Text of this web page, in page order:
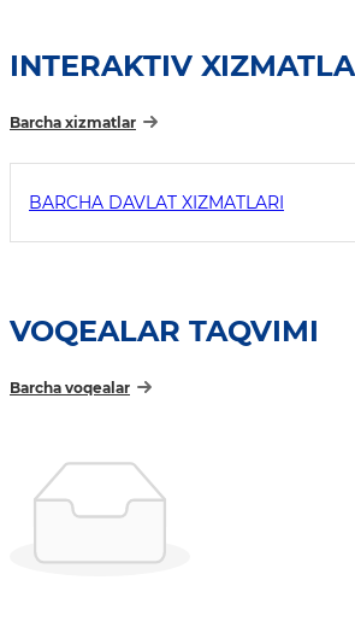
INTERAKTIV
Barcha xizmatlar
BARCHA DAVLAT XIZMATLARI
VOQEALAR TAQVIMI
Barcha voqealar